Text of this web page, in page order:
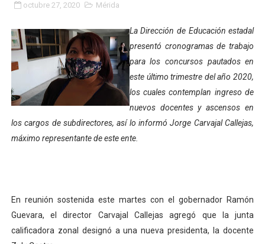
Merideños disfrutarán del Plan Agosto Escuelas
Recreación y formación fortalecen la integración
Club "Rápidos de Zea" brilló en el Primer Festival de
84 estudiantes celebraron su graduación en el
Arrancó Plan Vacacional Comunitario Venezuela
Plan Vacacional Venezuela Renace 2026 arrancó con
octubre 27, 2020 Mérida
La Dirección de Educación estadal
presentó cronogramas de trabajo
para los concursos pautados en
este último trimestre del año 2020,
los cuales contemplan ingreso de
nuevos docentes y ascensos en
los cargos de subdirectores, así lo informó Jorge Carvajal Callejas,
máximo representante de este ente.
En reunión sostenida este martes con el gobernador Ramón
Guevara, el director Carvajal Callejas agregó que la junta
calificadora zonal designó a una nueva presidenta, la docente